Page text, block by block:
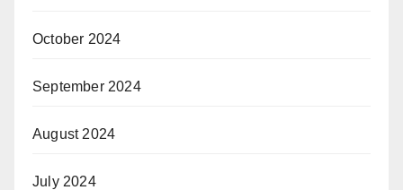
October 2024
September 2024
August 2024
July 2024